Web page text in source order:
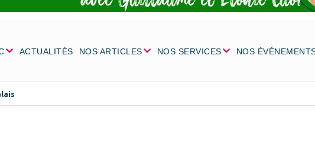
ACTUALITÉS NOS ARTICLES NOS SERVICES NOS